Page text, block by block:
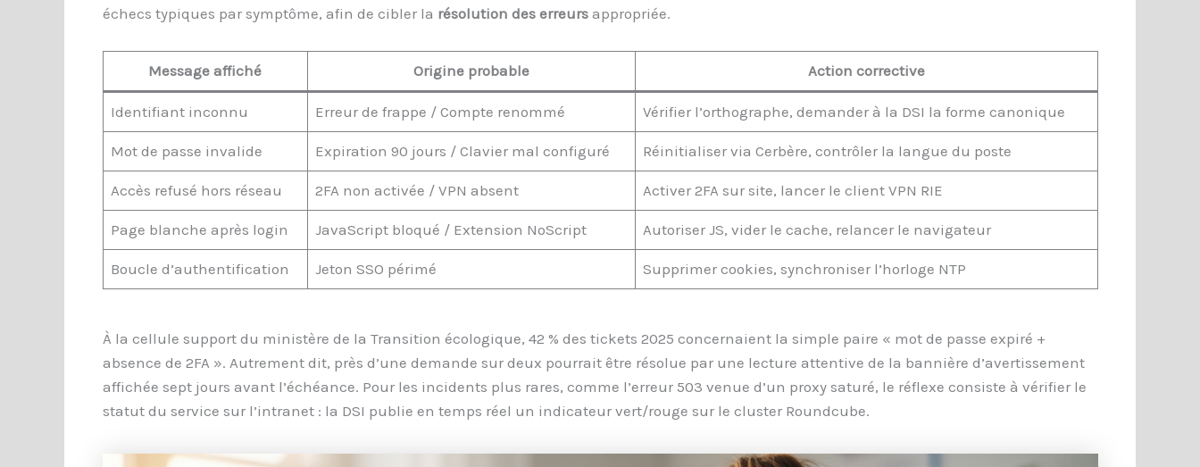
échecs typiques par symptôme, afin de cibler la résolution des erreursappropriée.
Message affiché Origine probable Action corrective
Identifiant inconnu Erreur de frappe / Compte renommé Vérifier l’orthographe, demander à la DSI la forme canonique
Mot de passe invalide Expiration 90 jours / Clavier mal configuré Réinitialiser via Cerbère, contrôler la langue du poste
Accès refusé hors réseau 2FA non activée / VPN absent Activer 2FA sur site, lancer le client VPN RIE
Page blanche après login JavaScript bloqué / Extension NoScript Autoriser JS, vider le cache, relancer le navigateur
Boucle d’authentification Jeton SSO périmé Supprimer cookies, synchroniser l’horloge NTP
À la cellule support du ministère de la Transition écologique, 42 % des tickets 2025 concernaient la simple paire « mot de passe expiré +
absence de 2FA ». Autrement dit, près d’une demande sur deux pourrait être résolue par une lecture attentive de la bannière d’avertissement
affichée sept jours avant l’échéance. Pour les incidents plus rares, comme l’erreur 503 venue d’un proxy saturé, le réflexe consiste à vérifier le
statut du service sur l’intranet : la DSI publie en temps réel un indicateur vert/rouge sur le cluster Roundcube.